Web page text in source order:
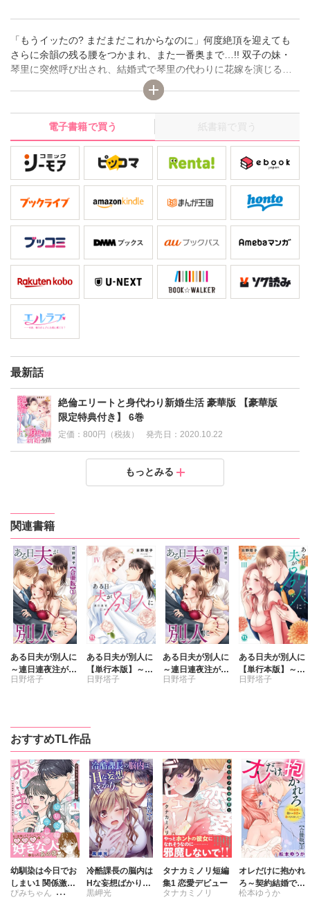
「もうイッたの? まだまだこれからなのに」何度絶頂を迎えても
さらに余韻の残る腰をつかまれ、また一番奥まで…!! 双子の妹・
琴里に突然呼び出され、結婚式で琴里の代わりに花嫁を演じる事
になった朱里。夫になる久世崇之はイケメンで仕事もできるエリ
ート。人の良い朱里は戸惑いつつも何とか話を合わせて式を乗り
切るが、逃げ出せないまま新居まで行くことに!! そして「早く抱
きたい」とベッドに押し倒され!? 何とか逃げる口実を考えるも、
崇之のとろけそうなキスから耳、乳首、秘部への優しい愛撫で頭
が変になりそうなくらい感じてしまう朱里。このままだと今日初
めて会った人に…、そう思っても身体は勝手にどんどん気持ち良
くなってしまって――!!◆収録内容◆ 「絶倫エリートと身代わり
新婚生活」第1話～第5話豪華版限定描き下ろしイラスト※本商品
は「絶倫エリートと身代わり新婚生活」第1話～第5話を収録した
ものです。※電子書籍「絶倫エリートと身代わり新婚生活」1巻・
2巻・3巻に同内容の話数が含まれております。
電子書籍で買う 紙書籍で買う
最新話
絶倫エリートと身代わり新婚生活 豪華版 【豪華版
限定特典付き】 6巻
定価：800円（税抜） 発売日： 2020.10.22
絶倫エリートと身代わり新婚生活 豪華版 【豪華版限定
絶倫エリートと身代わり新婚生活 豪華版 【豪華版限定
絶倫エリートと身代わり新婚生活 豪華版 【豪華版限定
絶倫エリートと身代わり新婚生活 豪華版 【豪華版限定
絶倫エリートと身代わり新婚生活 豪華版 【豪華版限定
もっとみる
関連書籍
ある日夫が別人に
～連日連夜注がれ
て～【合冊版】
日野塔子
ある日夫が別人に
【単行本版】～連
日連夜注がれて～
日野塔子
ある日夫が別人に
～連日連夜注がれ
て～
日野塔子
ある日夫が別人に
【単行本版】～連
日連夜注がれて～
日野塔子
おすすめTL作品
幼馴染は今日でお
しまい1 関係激
変。仲良し男子が
ぴみちゃん
冷酷課長の脳内は
Hな妄想ばかり。
【合冊版】
黒岬光
タナカミノリ短編
集1 恋愛デビュー
タナカミノリ
オレだけに抱かれ
ろ～契約結婚で憧
れの教授の妻にな
松本ゆうか